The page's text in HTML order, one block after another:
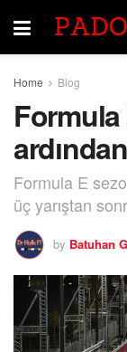
Home Blog
Formula
Formula E
üç yarıştan
by Batuhan